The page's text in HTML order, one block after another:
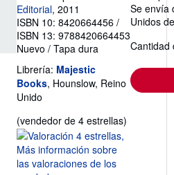
Editorial, 2011
ISBN 10: 8420664456 /
ISBN 13: 9788420664453
Nuevo / Tapa dura
Librería: Majestic
Books, Hounslow, Reino
Unido
(vendedor de 4 estrellas)
Se envía
Unidos
Cantidad